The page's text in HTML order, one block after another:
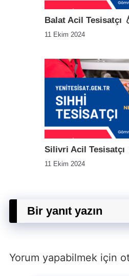
Balat Acil Tesisatçı
11 Ekim 2024
Silivri Acil Tesisatçı
11 Ekim 2024
Bir yanıt yazın
Yorum yapabilmek için